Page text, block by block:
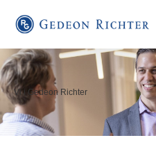
Vi i Gedeon Richter